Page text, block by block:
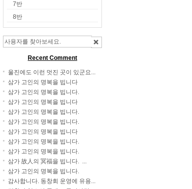
7반
8반
Recent Comment
울진에도 이런 멋진 곳이 있군요...
삼가 고인의 명복을 빕니다
삼가 고인의 명복을 빕니다.
삼가 고인의 명복을 빕니다
삼가 고인의 명복을 빕니다.
삼가 고인의 명복을 빕니다.
삼가 고인의 명복을 빕니다
삼가 고인의 명복을 빕니다.
삼가 고인의 명복을 빕니다.
삼가 故人의 冥福을 빕니다. ...
삼가 고인의 명복을 빕니다.
감사합니다. 동창회 운영에 유용...